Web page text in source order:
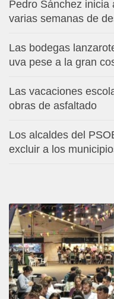
Pedro Sánchez inicia
varias semanas de
Las bodegas
uva pese a la gran
Las vacaciones
obras de asfaltado
Los alcaldes del
excluir a los